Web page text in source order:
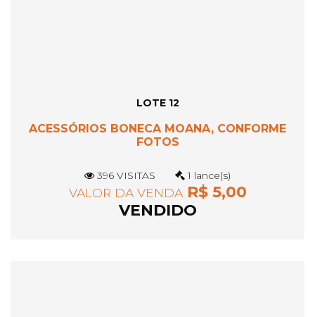
LOTE 12
ACESSÓRIOS BONECA MOANA, CONFORME
FOTOS
396 VISITAS 1 lance(s)
VALOR DA VENDAR$ 5,00
VENDIDO